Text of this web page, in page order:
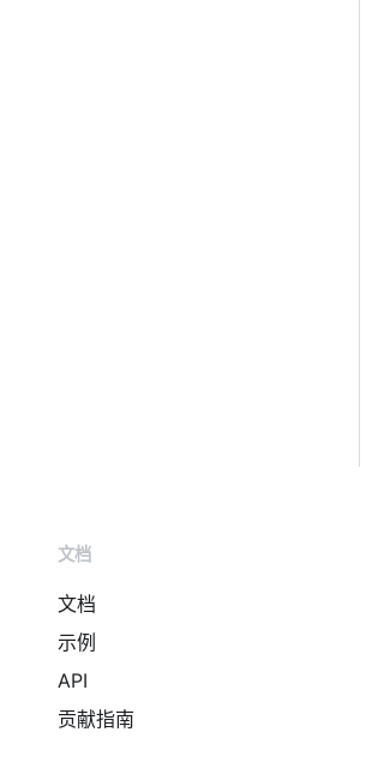
文档
文档
示例
API
贡献指南